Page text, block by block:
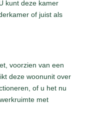
kunt deze kamer
of juist als
voorzien van een
deze woonunit over
of u het nu
met